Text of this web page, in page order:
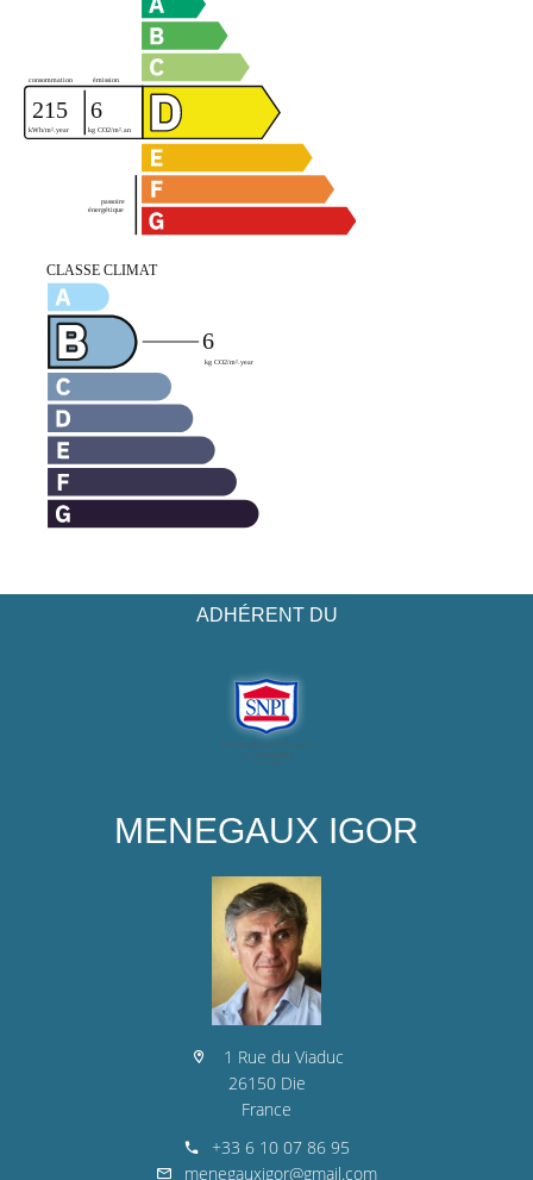
ADHÉRENT DU
MENEGAUX IGOR
1 Rue du Viaduc
26150 Die
France
+33 6 10 07 86 95
menegauxigor@gmail.com